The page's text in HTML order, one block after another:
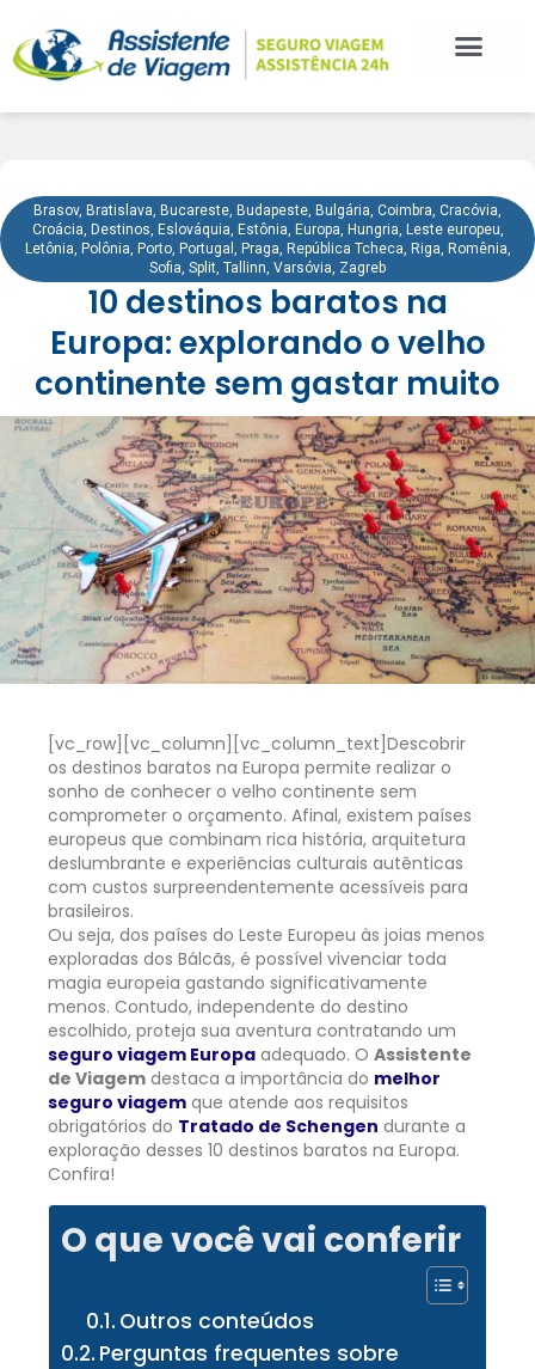
Brasov, Bratislava, Bucareste, Budapeste, Bulgária, Coimbra, Cracóvia,
Croácia, Destinos, Eslováquia, Estônia, Europa, Hungria, Leste europeu,
Letônia, Polônia, Porto, Portugal , Praga, República Tcheca, Riga, Romênia,
Sofia, Split, Tallinn, Varsóvia, Zagreb
10 destinos baratos na
Europa: explorando o velho
continente sem gastar muito
[vc_row][vc_column][vc_column_text] Descobrir
os destinos baratos na Europa permite realizar o
sonho de conhecer o velho continente sem
comprometer o orçamento. Afinal, existem países
europeus que combinam rica história, arquitetura
deslumbrante e experiências culturais autênticas
com custos surpreendentemente acessíveis para
brasileiros.
Ou seja, dos países do Leste Europeu às joias menos
exploradas dos Bálcãs, é possível vivenciar toda
magia europeia gastando significativamente
menos. Contudo, independente do destino
escolhido, proteja sua aventura contratando um
seguro viagem Europa adequado. O Assistente
de Viagem destaca a importância do melhor
seguro viagem que atende aos requisitos
obrigatórios do Tratado de Schengen durante a
exploração desses 10 destinos baratos na Europa.
Confira!
O que você vai conferir
Outros conteúdos
Perguntas frequentes sobre